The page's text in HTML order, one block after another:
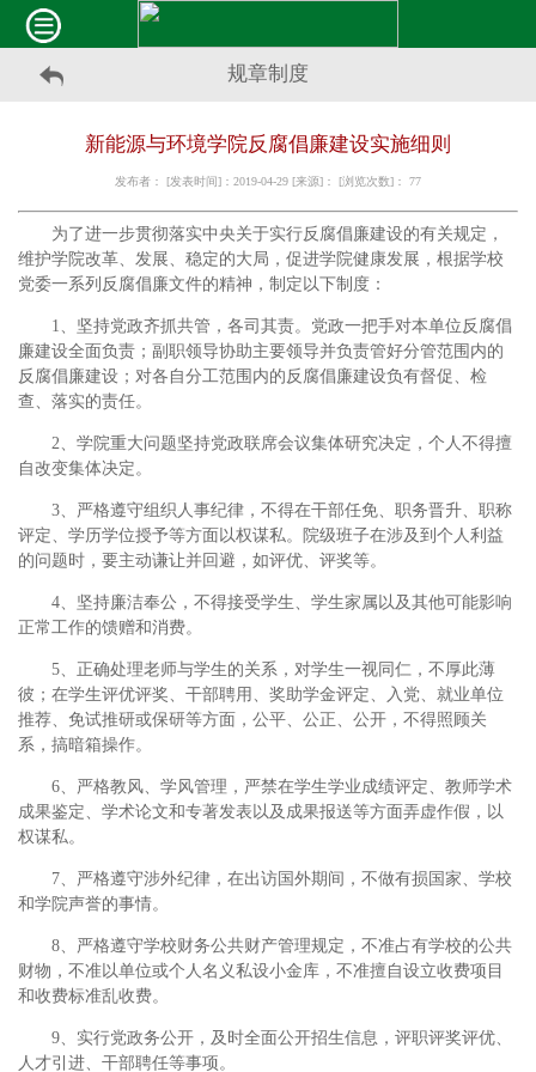
规章制度
新能源与环境学院反腐倡廉建设实施细则
发布者： [发表时间]：2019-04-29 [来源]： [浏览次数]： 77
为了进一步贯彻落实中央关于实行反腐倡廉建设的有关规定，
维护学院改革、发展、稳定的大局，促进学院健康发展，根据学校
党委一系列反腐倡廉文件的精神，制定以下制度：
1、坚持党政齐抓共管，各司其责。党政一把手对本单位反腐倡
廉建设全面负责；副职领导协助主要领导并负责管好分管范围内的
反腐倡廉建设；对各自分工范围内的反腐倡廉建设负有督促、检
查、落实的责任。
2、学院重大问题坚持党政联席会议集体研究决定，个人不得擅
自改变集体决定。
3、严格遵守组织人事纪律，不得在干部任免、职务晋升、职称
评定、学历学位授予等方面以权谋私。院级班子在涉及到个人利益
的问题时，要主动谦让并回避，如评优、评奖等。
4、坚持廉洁奉公，不得接受学生、学生家属以及其他可能影响
正常工作的馈赠和消费。
5、正确处理老师与学生的关系，对学生一视同仁，不厚此薄
彼；在学生评优评奖、干部聘用、奖助学金评定、入党、就业单位
推荐、免试推研或保研等方面，公平、公正、公开，不得照顾关
系，搞暗箱操作。
6、严格教风、学风管理，严禁在学生学业成绩评定、教师学术
成果鉴定、学术论文和专著发表以及成果报送等方面弄虚作假，以
权谋私。
7、严格遵守涉外纪律，在出访国外期间，不做有损国家、学校
和学院声誉的事情。
8、严格遵守学校财务公共财产管理规定，不准占有学校的公共
财物，不准以单位或个人名义私设小金库，不准擅自设立收费项目
和收费标准乱收费。
9、实行党政务公开，及时全面公开招生信息，评职评奖评优、
人才引进、干部聘任等事项。